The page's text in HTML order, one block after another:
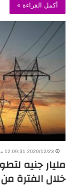
أكمل القراءة »
2020/12/23 12:09:31 مساءً
مليار جنيه
خلال الفترة من 2014 حتى 2020